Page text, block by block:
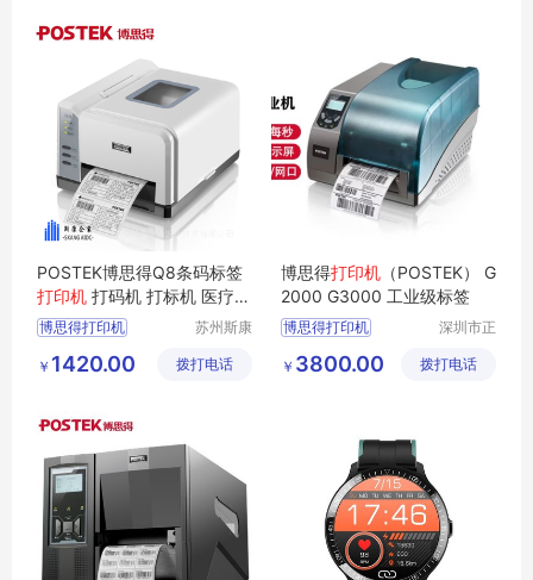
POSTEK博思得Q8条码标签
打印机 打码机 打标机 医疗器
械溯源
博思得打印机
博思得打印机Q8贴纸打印机
苏州斯康
技术有限
￥ 1420.00 拨打电话
博思得打印机 （POSTEK） G
2000 G3000 工业级标签
博思得打印机
G3000打印机
深圳市正
有限公司
￥ 3800.00 拨打电话